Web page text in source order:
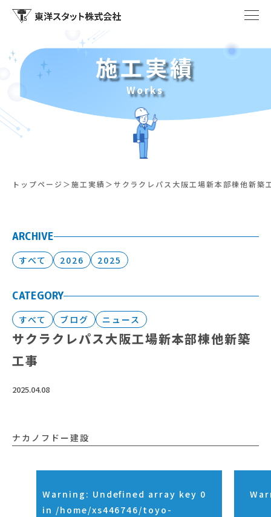
施工実績
Works
トップページ 施工実績 サクラクレパス大阪工場新本部棟他新築
ARCHIVE
すべて 2026 2025
CATEGORY
すべて ブログ ニュース
サクラクレパス大阪工場新本部棟他新築
工事
2025.04.08
ナカノフドー建設
Warning : Undefined array key 0
in /home/xs446746/toyo-